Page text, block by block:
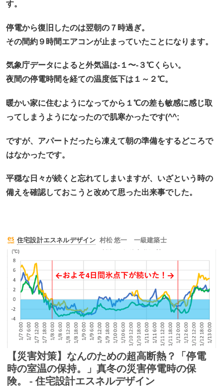
す。
停電から復旧したのは翌朝の７時過ぎ。
その間約９時間エアコンが止まっていたことになります。
気象庁データによると外気温は-１〜-３℃くらい。
夜間の停電時間を経ての温度低下は１～２℃。
暖かい家に住むようになってから１℃の差も敏感に感じ取
ってしまうようになったので肌寒かったです(^^;
ですが、アパートだったら凍えて朝の準備をするどころで
はなかったです。
平穏な日々が続くと忘れてしまいますが、いざという時の
備えを確認しておこうと改めて思った出来事でした。